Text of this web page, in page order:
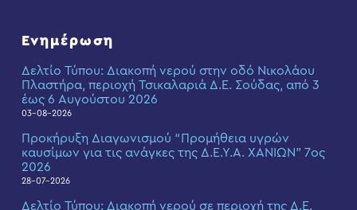
Ενημέρωση
Δελτίο Τύπου: Διακοπή νερού στην οδό Νικολάου
Πλαστήρα, περιοχή Τσικαλαριά Δ.Ε. Σούδας, από 3
έως 6 Αυγούστου 2026
03-08-2026
Προκήρυξη Διαγωνισμού “Προμήθεια υγρών
καυσίμων για τις ανάγκες της Δ.Ε.Υ.Α. ΧΑΝΙΩΝ” 7ος
2026
28-07-2026
Δελτίο Τύπου: Διακοπή νερού σε περιοχή της Δ.Ε.